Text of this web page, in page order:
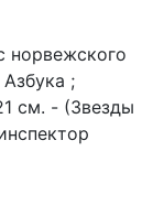
;
см. - (Звезды